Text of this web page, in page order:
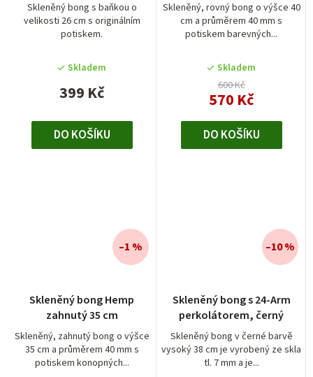
Skleněný bong s baňkou o
velikosti 26 cm s originálním
potiskem.
Skladem
399 Kč
DO KOŠÍKU
Skleněný, rovný bong o výšce 40
cm a průměrem 40 mm s
potiskem barevných...
Skladem
600 Kč
570 Kč
DO KOŠÍKU
Skleněný bong Hemp
zahnutý 35 cm
Skleněný, zahnutý bong o výšce
35 cm a průměrem 40 mm s
potiskem konopných...
–1 %
Skleněný bong s 24-Arm
perkolátorem, černý
Skleněný bong v černé barvě
vysoký 38 cm je vyrobený ze skla
tl. 7 mm a je...
–10 %